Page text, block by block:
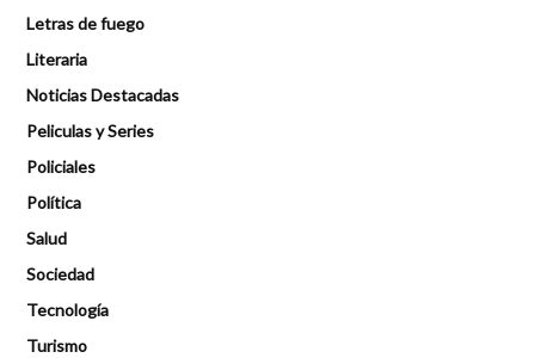
Letras de fuego
Literaria
Noticias Destacadas
Peliculas y Series
Policiales
Política
Salud
Sociedad
Tecnología
Turismo